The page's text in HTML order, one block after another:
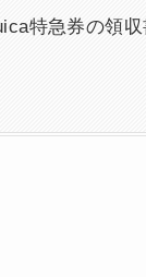
特急券の領